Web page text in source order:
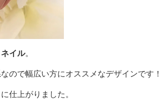
イル。
ので幅広い方にオススメなデザインです！
仕上がりました。